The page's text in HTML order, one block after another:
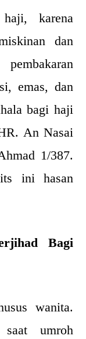
karena
dan
emas, dan
bagi haji
An Nasai
1/387.
ini hasan
Bagi
wanita.
saat umroh